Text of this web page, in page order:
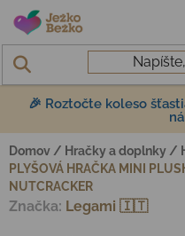
Prejsť na obsah
🎉 Roztočte koleso
Domov / Hračky a doplnky /
PLYŠOVÁ HRAČKA MINI
NUTCRACKER
Značka: Legami 🇮🇹